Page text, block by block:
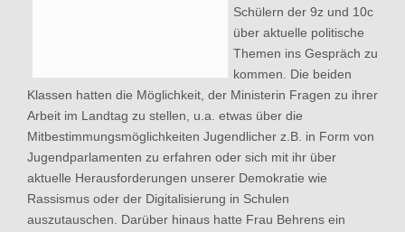
Schülern der 9z und 10c
über aktuelle politische
Themen ins Gespräch zu
kommen. Die beiden
Klassen hatten die Möglichkeit, der Ministerin Fragen zu ihrer
Arbeit im Landtag zu stellen, u.a. etwas über die
Mitbestimmungsmöglichkeiten Jugendlicher z.B. in Form von
Jugendparlamenten zu erfahren oder sich mit ihr über
aktuelle Herausforderungen unserer Demokratie wie
Rassismus oder der Digitalisierung in Schulen
auszutauschen. Darüber hinaus hatte Frau Behrens ein